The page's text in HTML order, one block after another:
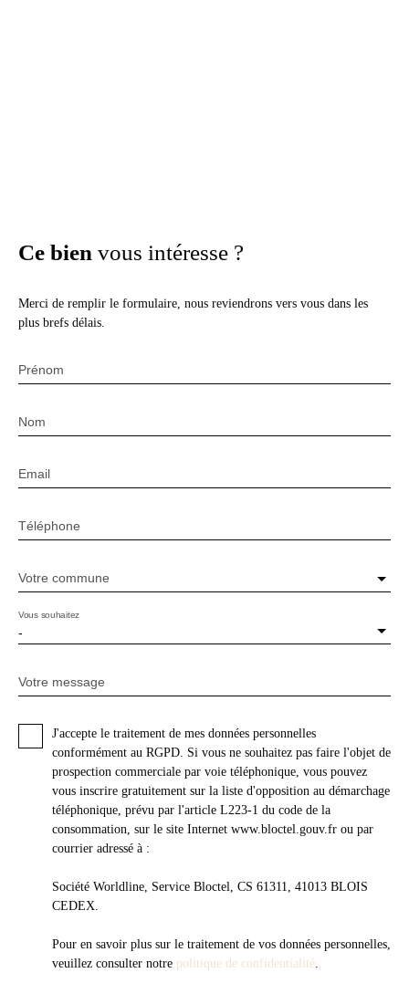
Ce bien vous intéresse ?
Merci de remplir le formulaire, nous reviendrons vers vous dans les
plus brefs délais.
Prénom
Nom
Email
Téléphone
Votre commune
-
Vous souhaitez
Votre message
J'accepte le traitement de mes données personnelles
conformément au RGPD. Si vous ne souhaitez pas faire l'objet de
prospection commerciale par voie téléphonique, vous pouvez
vous inscrire gratuitement sur la liste d'opposition au démarchage
téléphonique, prévu par l'article L223-1 du code de la
consommation, sur le site Internet www.bloctel.gouv.fr ou par
courrier adressé à :
Société Worldline, Service Bloctel, CS 61311, 41013 BLOIS
CEDEX.
Pour en savoir plus sur le traitement de vos données personnelles,
veuillez consulter notre politique de confidentialité